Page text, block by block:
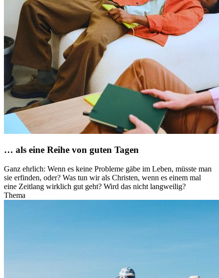
… als eine Reihe von guten Tagen
Ganz ehrlich: Wenn es keine Probleme gäbe im Leben, müsste man
sie erfinden, oder? Was tun wir als Christen, wenn es einem mal
eine Zeitlang wirklich gut geht? Wird das nicht langweilig?
Thema